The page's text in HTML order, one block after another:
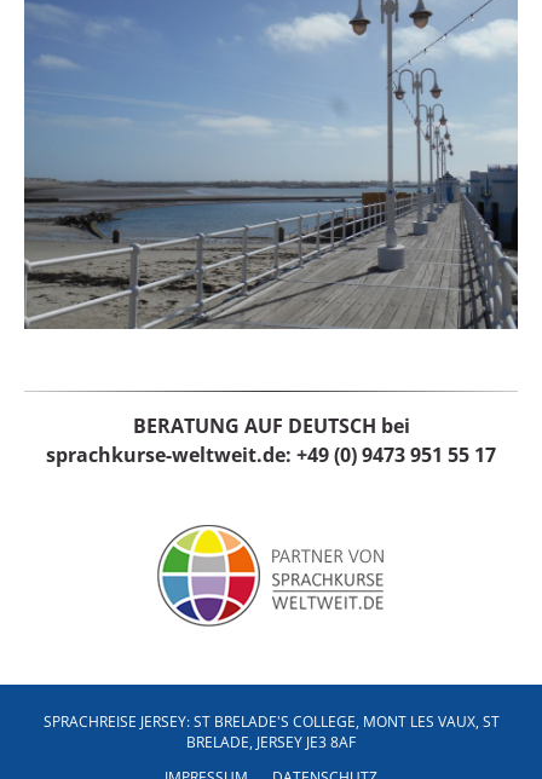
BERATUNG AUF DEUTSCH bei
sprachkurse-weltweit.de: +49 (0) 9473 951 55 17
SPRACHREISE JERSEY: ST BRELADE'S COLLEGE, MONT LES VAUX, ST
BRELADE, JERSEY JE3 8AF